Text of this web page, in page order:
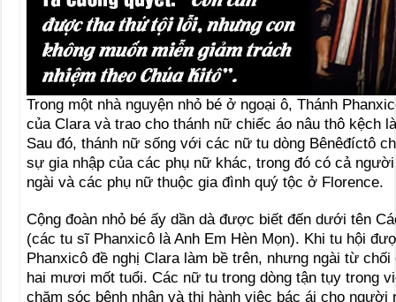
Trong một nhà nguyện nhỏ bé ở ngoại ô, Thánh
của Clara và trao cho thánh nữ chiếc áo nâu thô kệch
Sau đó, thánh nữ sống với các nữ tu dòng Bênêđíctô
sự gia nhập của các phụ nữ khác, trong đó có cả
ngài và các phụ nữ thuộc gia đình quý tộc ở Florence.
Cộng đoàn nhỏ bé ấy dần dà được biết đến dưới tên
(các tu sĩ Phanxicô là Anh Em Hèn Mọn). Khi tu hội
Phanxicô đề nghị Clara làm bề trên, nhưng ngài từ
hai mươi mốt tuổi. Các nữ tu trong dòng tận tụy trong
chăm sóc bệnh nhân và thi hành việc bác ái cho người